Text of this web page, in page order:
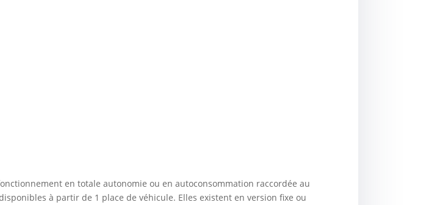
en totale autonomie ou en autoconsommation raccordée au
à partir de 1 place de véhicule. Elles existent en version fixe ou